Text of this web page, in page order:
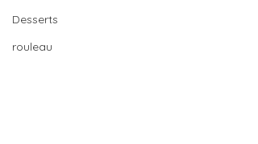
Desserts
rouleau